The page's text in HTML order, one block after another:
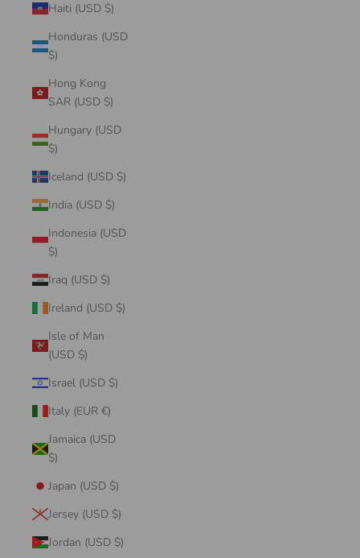
Haiti (USD $)
Honduras (USD
$)
Hong Kong
SAR (USD $)
Hungary (USD
$)
Iceland (USD $)
India (USD $)
Indonesia (USD
$)
Iraq (USD $)
Ireland (USD $)
Isle of Man
(USD $)
Israel (USD $)
Italy (EUR €)
Jamaica (USD
$)
Japan (USD $)
Jersey (USD $)
Jordan (USD $)